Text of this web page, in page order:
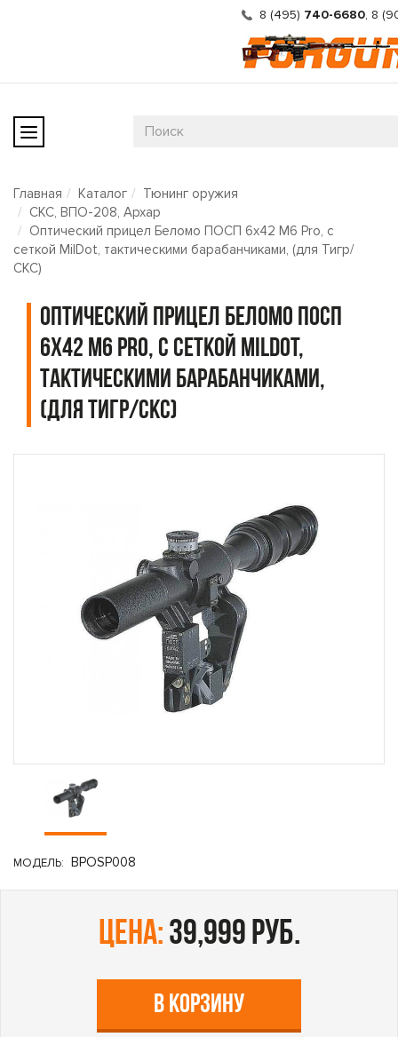
8 (495) 740-6680, 8
Главная Каталог
Тюнинг оружия
СКС, ВПО-208, Архар
Оптический прицел Беломо ПОСП 6х42 М6 Pro, с
сеткой MilDot, тактическими барабанчиками, (для Тигр/
СКС)
Оптический прицел Беломо ПОСП
6х42 М6 Pro, с сеткой MilDot,
тактическими барабанчиками,
(для Тигр/СКС)
МОДЕЛЬ: BPOSP008
цена: 39,999 руб.
В КОРЗИНУ